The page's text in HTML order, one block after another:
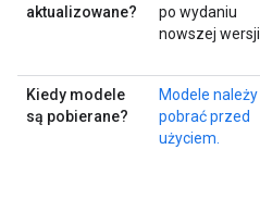
aktualizowane?
po wydaniu
nowszej wersji.
Kiedy modele
są pobierane?
Modele należy
pobrać przed
użyciem.